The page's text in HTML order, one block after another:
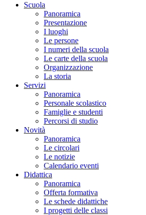
Scuola
Panoramica
Presentazione
I luoghi
Le persone
I numeri della scuola
Le carte della scuola
Organizzazione
La storia
Servizi
Panoramica
Personale scolastico
Famiglie e studenti
Percorsi di studio
Novità
Panoramica
Le circolari
Le notizie
Calendario eventi
Didattica
Panoramica
Offerta formativa
Le schede didattiche
I progetti delle classi